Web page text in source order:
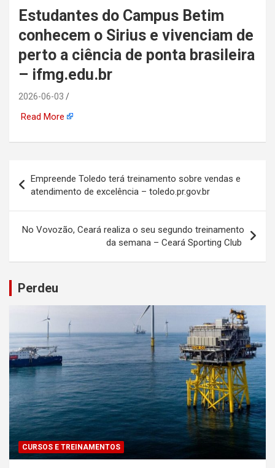
automotiva, mineração,
indústria naval, etc
Estudantes do Campus Betim
conhecem o Sirius e vivenciam de
perto a ciência de ponta brasileira
– ifmg.edu.br
2026-06-03
Read More
de
Post
Empreende Toledo terá treinamento sobre vendas e
atendimento de excelência – toledo.pr.gov.br
No Vovozão, Ceará realiza o seu segundo treinamento
da semana – Ceará Sporting Club
Perdeu
CURSOS E TREINAMENTOS